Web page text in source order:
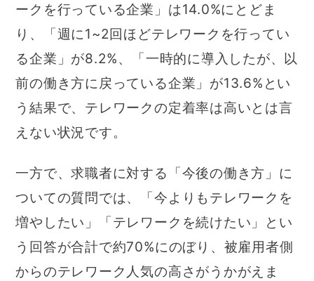
ークを行っている企業」は14.0%にとどま
り、「週に1~2回ほどテレワークを行ってい
る企業」が8.2%、「一時的に導入したが、以
前の働き方に戻っている企業」が13.6%とい
う結果で、テレワークの定着率は高いとは言
えない状況です。
一方で、求職者に対する「今後の働き方」に
ついての質問では、「今よりもテレワークを
増やしたい」「テレワークを続けたい」とい
う回答が合計で約70%にのぼり、被雇用者側
からのテレワーク人気の高さがうかがえま